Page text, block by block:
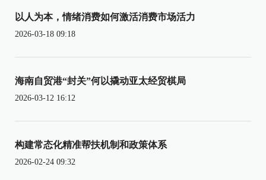
以人为本，情绪消费如何激活消费市场活力
2026-03-18 09:18
海南自贸港“封关”何以撬动亚太经贸棋局
2026-03-12 16:12
构建常态化精准帮扶机制和政策体系
2026-02-24 09:32